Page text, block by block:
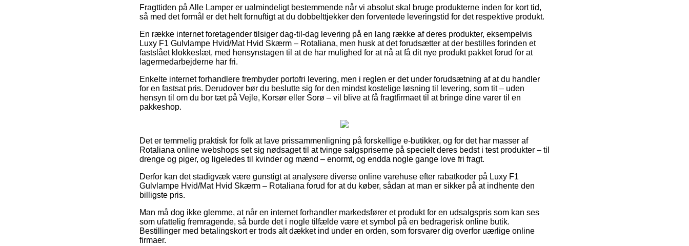
Fragttiden på Alle Lamper er ualmindeligt bestemmende når vi absolut skal bruge produkterne inden for kort tid,
så med det formål er det helt fornuftigt at du dobbelttjekker den forventede leveringstid for det respektive produkt.
En række internet foretagender tilsiger dag-til-dag levering på en lang række af deres produkter, eksempelvis
Luxy F1 Gulvlampe Hvid/Mat Hvid Skærm – Rotaliana, men husk at det forudsætter at der bestilles forinden et
fastslået klokkeslæt, med hensynstagen til at de har mulighed for at nå at få dit nye produkt pakket forud for at
lagermedarbejderne har fri.
Enkelte internet forhandlere frembyder portofri levering, men i reglen er det under forudsætning af at du handler
for en fastsat pris. Derudover bør du beslutte sig for den mindst kostelige løsning til levering, som tit – uden
hensyn til om du bor tæt på Vejle, Korsør eller Sorø – vil blive at få fragtfirmaet til at bringe dine varer til en
pakkeshop.
Det er temmelig praktisk for folk at lave prissammenligning på forskellige e-butikker, og for det har masser af
Rotaliana online webshops set sig nødsaget til at tvinge salgspriserne på specielt deres bedst i test produkter – til
drenge og piger, og ligeledes til kvinder og mænd – enormt, og endda nogle gange love fri fragt.
Derfor kan det stadigvæk være gunstigt at analysere diverse online varehuse efter rabatkoder på Luxy F1
Gulvlampe Hvid/Mat Hvid Skærm – Rotaliana forud for at du køber, sådan at man er sikker på at indhente den
billigste pris.
Man må dog ikke glemme, at når en internet forhandler markedsfører et produkt for en udsalgspris som kan ses
som ufattelig fremragende, så burde det i nogle tilfælde være et symbol på en bedragerisk online butik.
Bestillinger med betalingskort er trods alt dækket ind under en orden, som forsvarer dig overfor uærlige online
firmaer.